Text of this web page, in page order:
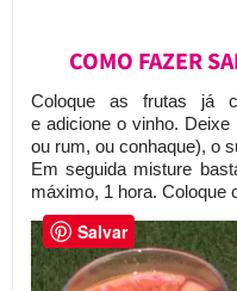
COMO FAZER
Coloque as frutas já
e adicione o vinho.
ou rum, ou conhaque), o
Em seguida misture
máximo, 1 hora. Coloque
Salvar